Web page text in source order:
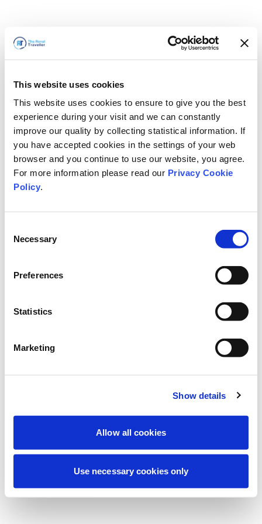
This website uses cookies
This website uses cookies to ensure to give you the best
experience during your visit and we can constantly
improve our quality by collecting statistical information. If
you have accepted cookies in the settings of your web
browser and you continue to use our website, you agree.
For more information please read our Privacy Cookie
Policy.
Selection
Necessary
Preferences
Statistics
Marketing
Show details
Allow all cookies
Use necessary cookies only
Vi utför för närvarande planerat underhåll